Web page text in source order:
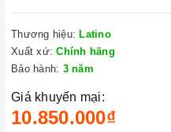
Thương hiệu: Latino
Xuất xứ: Chính hãng
Bảo hành: 3 năm
Giá khuyến mại:
10.850.000₫